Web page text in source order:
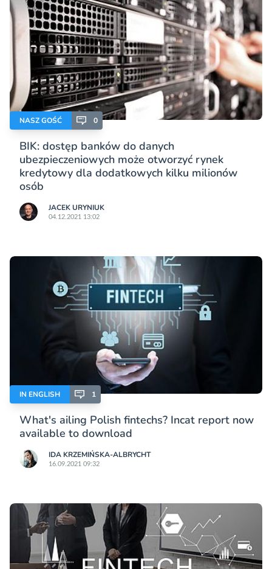
NASZ GOŚĆ 0
BIK: dostęp banków do danych
ubezpieczeniowych może otworzyć rynek
kredytowy dla dodatkowych kilku milionów
osób
JACEK URYNIUK
04.12.2021 13:02
IN ENGLISH 1
What's ailing Polish fintechs? Incat report now
available to download
IDA KRZEMIŃSKA-ALBRYCHT
16.09.2021 09:32